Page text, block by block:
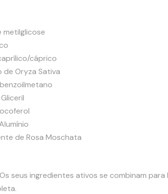
cáprico
de Oryza Sativa
de Rosa Moschata
Os seus ingredientes ativos se combinam